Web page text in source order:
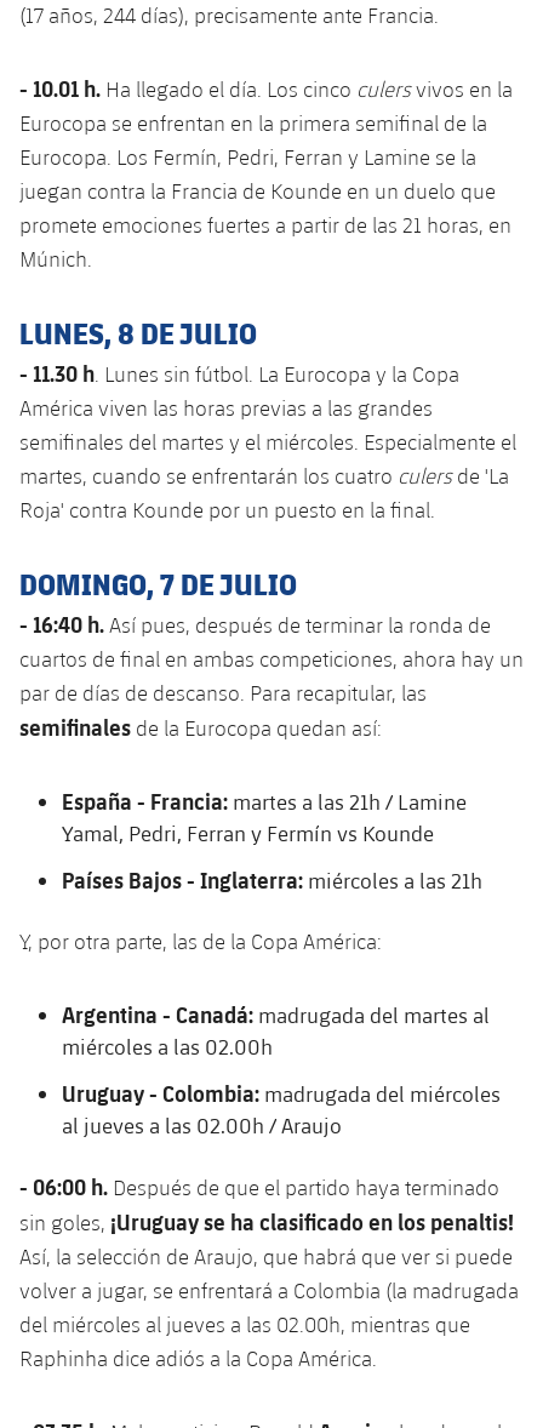
(17 años, 244 días), precisamente ante Francia.
- 10.01 h. Ha llegado el día. Los cinco culersvivos en la
Eurocopa se enfrentan en la primera semifinal de la
Eurocopa. Los Fermín, Pedri, Ferran y Lamine se la
juegan contra la Francia de Kounde en un duelo que
promete emociones fuertes a partir de las 21 horas, en
Múnich.
LUNES, 8 DE JULIO
- 11.30 h . Lunes sin fútbol. La Eurocopa y la Copa
América viven las horas previas a las grandes
semifinales del martes y el miércoles. Especialmente el
martes, cuando se enfrentarán los cuatro culersde 'La
Roja' contra Kounde por un puesto en la final.
DOMINGO, 7 DE JULIO
- 16:40 h. Así pues, después de terminar la ronda de
cuartos de final en ambas competiciones, ahora hay un
par de días de descanso. Para recapitular, las
semifinales de la Eurocopa quedan así:
España - Francia: martes a las 21h / Lamine
Yamal, Pedri, Ferran y Fermín vs Kounde
Países Bajos - Inglaterra: miércoles a las 21h
Y, por otra parte, las de la Copa América:
Argentina - Canadá: madrugada del martes al
miércoles a las 02.00h
Uruguay - Colombia: madrugada del miércoles
al jueves a las 02.00h / Araujo
- 06:00 h. Después de que el partido haya terminado
sin goles, ¡Uruguay se ha clasificado en los penaltis!
Así, la selección de Araujo, que habrá que ver si puede
volver a jugar, se enfrentará a Colombia (la madrugada
del miércoles al jueves a las 02.00h, mientras que
Raphinha dice adiós a la Copa América.